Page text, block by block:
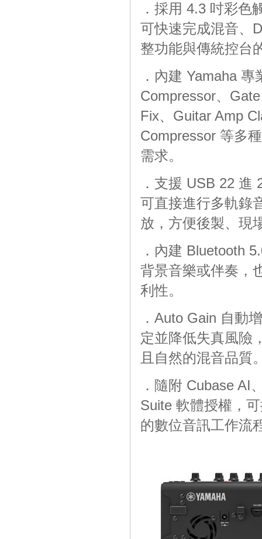
．採用 4.3 吋彩色
可快速完成混音、
整功能與傳統控台
．內建 Yamaha
Compressor、
Fix、Guitar Amp
Compressor 等多
需求。
．支援 USB 22
可直接進行多軌錄
放，方便後製、現
．內建 Bluetooth
背景音樂或伴奏，
利性。
．Auto Gain 自動
定並降低失真風險
且自然的混音品質
．隨附 Cubase AI
Suite 軟體授權，
的數位音訊工作流